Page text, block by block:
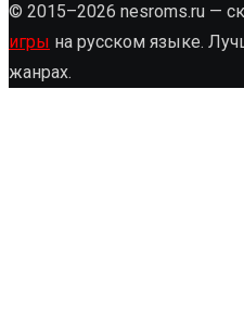
© 2015–2026 nesroms.ru —
игры на русском языке.
жанрах.